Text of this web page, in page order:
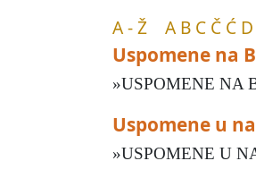
A - Ž A B C Č Ć D
Uspomene na
»USPOMENE NA
Uspomene u
»USPOMENE U